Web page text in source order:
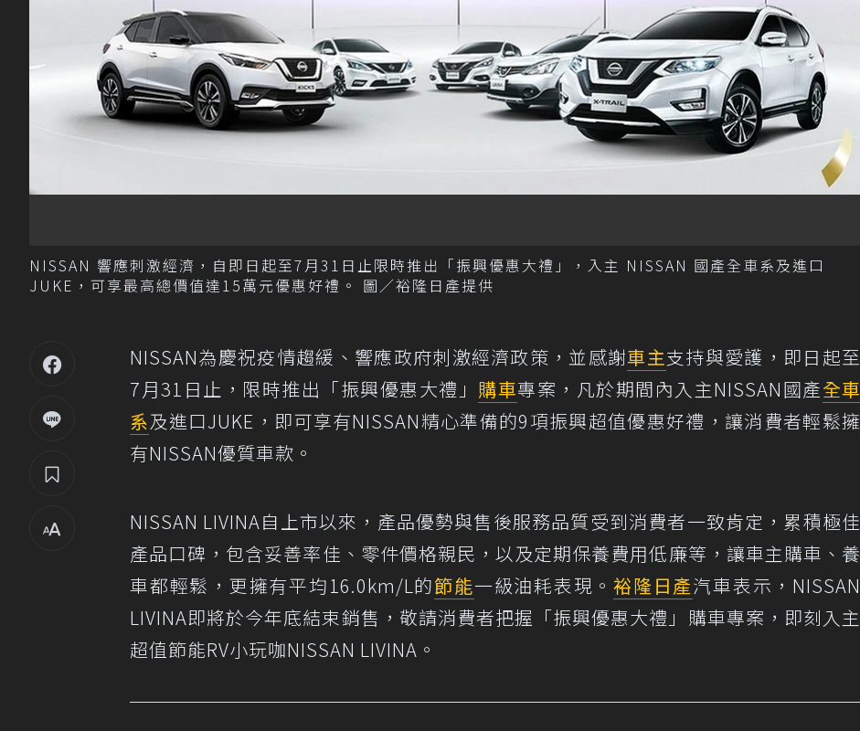
NISSAN 響應刺激經濟，自即日起至7月31日止限時推出「振興優惠大禮」，入主 NISSAN 國產全車系及進口
JUKE，可享最高總價值達15萬元優惠好禮。 圖／裕隆日產提供
NISSAN為慶祝疫情趨緩、響應政府刺激經濟政策，並感謝車主支持與愛護，即日起至
7月31日止，限時推出「振興優惠大禮」 購車專案，凡於期間內入主NISSAN國產全車
系及進口JUKE，即可享有NISSAN精心準備的9項振興超值優惠好禮，讓消費者輕鬆擁
有NISSAN優質車款。
NISSAN LIVINA自上市以來，產品優勢與售後服務品質受到消費者一致肯定，累積極佳
產品口碑，包含妥善率佳、零件價格親民，以及定期保養費用低廉等，讓車主購車、養
車都輕鬆，更擁有平均16.0km/L的節能一級油耗表現。裕隆日產汽車表示，NISSAN
LIVINA即將於今年底結束銷售，敬請消費者把握「振興優惠大禮」購車專案，即刻入主
超值節能RV小玩咖NISSAN LIVINA。